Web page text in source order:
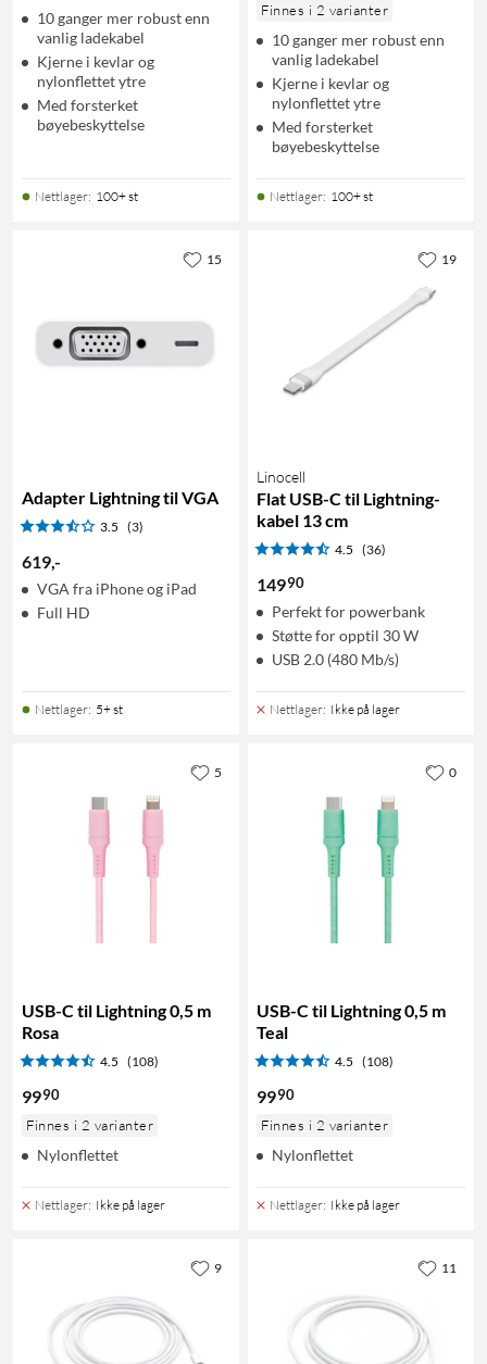
10 ganger mer robust enn
vanlig ladekabel
Kjerne i kevlar og
nylonflettet ytre
Med forsterket
bøyebeskyttelse
Nettlager: 100+ st
Finnes i 2 varianter
10 ganger mer robust enn
vanlig ladekabel
Kjerne i kevlar og
nylonflettet ytre
Med forsterket
bøyebeskyttelse
Nettlager: 100+ st
Adapter Lightning til VGA
3.5 (3)
619,-
VGA fra iPhone og iPad
Full HD
Nettlager: 5+ st
15
Linocell
Flat USB-C til Lightning-
kabel 13 cm
4.5 (36)
14990
Perfekt for powerbank
Støtte for opptil 30 W
USB 2.0 (480 Mb/s)
Nettlager: Ikke på lager
19
USB-C til Lightning 0,5 m
Rosa
4.5 (108)
9990
Finnes i 2 varianter
Nylonflettet
Nettlager: Ikke på lager
5
USB-C til Lightning 0,5 m
Teal
4.5 (108)
9990
Finnes i 2 varianter
Nylonflettet
Nettlager: Ikke på lager
0
9 11